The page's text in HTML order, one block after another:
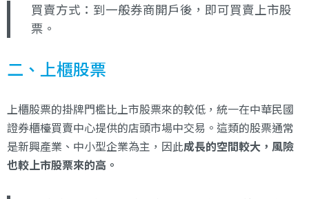
買賣方式：到一般券商開戶後，即可買賣上市股
票。
二、上櫃股票
上櫃股票的掛牌門檻比上市股票來的較低，統一在中華民國
證券櫃檯買賣中心提供的店頭市場中交易。這類的股票通常
是新興產業、中小型企業為主，因此成長的空間較大，風險
也較上市股票來的高。